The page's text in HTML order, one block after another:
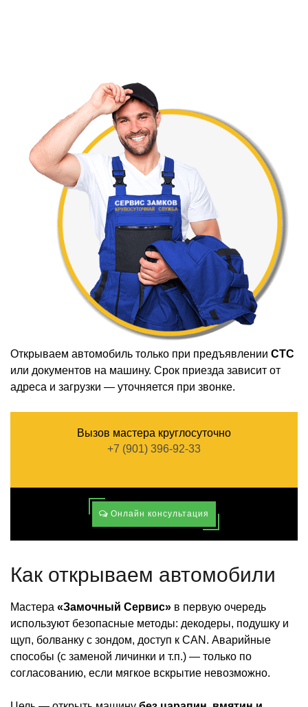
Открываем автомобиль только при предъявлении СТС
или документов на машину. Срок приезда зависит от
адреса и загрузки — уточняется при звонке.
Вызов мастера круглосуточно
+7 (901) 396-92-33
Онлайн консультация
Как открываем автомобили
Мастера «Замочный Сервис» в первую очередь
используют безопасные методы: декодеры, подушку и
щуп, болванку с зондом, доступ к CAN. Аварийные
способы (с заменой личинки и т.п.) — только по
согласованию, если мягкое вскрытие невозможно.